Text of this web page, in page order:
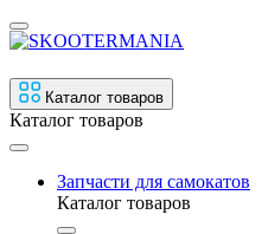
Каталог товаров
Каталог товаров
Запчасти для самокатов
Каталог товаров